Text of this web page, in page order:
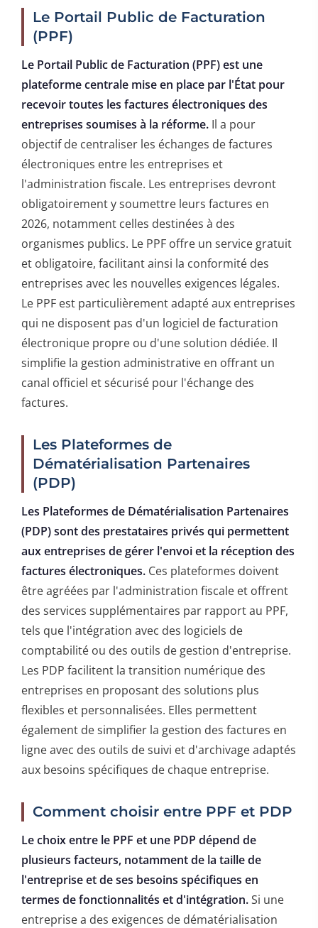
Le Portail Public de Facturation
(PPF)
Le Portail Public de Facturation (PPF) est une
plateforme centrale mise en place par l'État pour
recevoir toutes les factures électroniques des
entreprises soumises à la réforme. Il a pour
objectif de centraliser les échanges de factures
électroniques entre les entreprises et
l'administration fiscale. Les entreprises devront
obligatoirement y soumettre leurs factures en
2026, notamment celles destinées à des
organismes publics. Le PPF offre un service gratuit
et obligatoire, facilitant ainsi la conformité des
entreprises avec les nouvelles exigences légales.
Le PPF est particulièrement adapté aux entreprises
qui ne disposent pas d'un logiciel de facturation
électronique propre ou d'une solution dédiée. Il
simplifie la gestion administrative en offrant un
canal officiel et sécurisé pour l'échange des
factures.
Les Plateformes de
Dématérialisation Partenaires
(PDP)
Les Plateformes de Dématérialisation Partenaires
(PDP) sont des prestataires privés qui permettent
aux entreprises de gérer l'envoi et la réception des
factures électroniques. Ces plateformes doivent
être agréées par l'administration fiscale et offrent
des services supplémentaires par rapport au PPF,
tels que l'intégration avec des logiciels de
comptabilité ou des outils de gestion d'entreprise.
Les PDP facilitent la transition numérique des
entreprises en proposant des solutions plus
flexibles et personnalisées. Elles permettent
également de simplifier la gestion des factures en
ligne avec des outils de suivi et d'archivage adaptés
aux besoins spécifiques de chaque entreprise.
Comment choisir entre PPF et PDP
Le choix entre le PPF et une PDP dépend de
plusieurs facteurs, notamment de la taille de
l'entreprise et de ses besoins spécifiques en
termes de fonctionnalités et d'intégration.Si une
entreprise a des exigences de dématérialisation